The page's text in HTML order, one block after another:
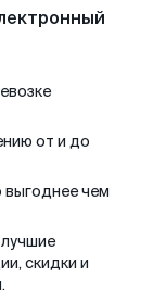
от и до
выгоднее чем
скидки и